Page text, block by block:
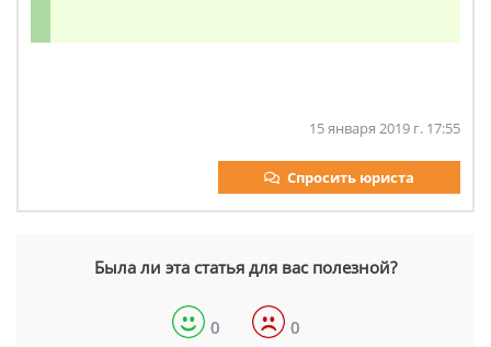
15 января 2019 г. 17:55
Спросить юриста
Была ли эта статья для вас полезной?
0 0